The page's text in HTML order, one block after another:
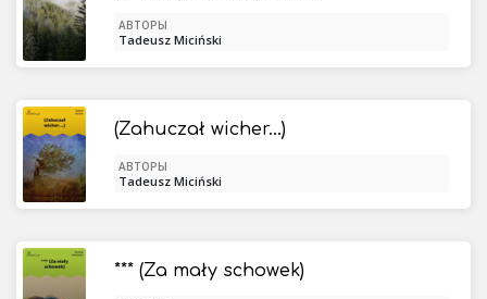
АВТОРЫ
Tadeusz Miciński
(Zahuczał wicher...)
АВТОРЫ
Tadeusz Miciński
*** (Za mały schowek)